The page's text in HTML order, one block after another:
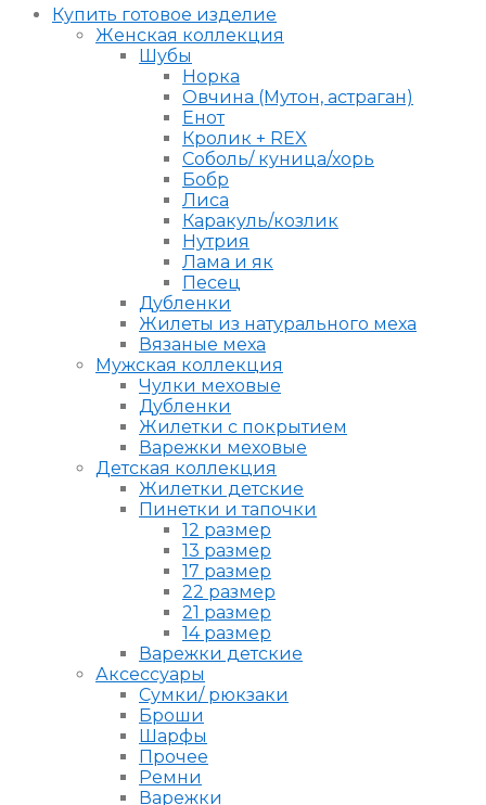
меха
норки
Купить готовое изделие
Женская коллекция
Шубы
Норка
Овчина (Мутон, астраган)
Енот
Кролик + REX
Соболь/ куница/хорь
Бобр
Лиса
Каракуль/козлик
Нутрия
Лама и як
Песец
Дубленки
Жилеты из натурального меха
Вязаные меха
Мужская коллекция
Чулки меховые
Дубленки
Жилетки с покрытием
Варежки меховые
Детская коллекция
Жилетки детские
Пинетки и тапочки
12 размер
13 размер
17 размер
22 размер
21 размер
14 размер
Варежки детские
Аксессуары
Сумки/ рюкзаки
Броши
Шарфы
Прочее
Ремни
Варежки